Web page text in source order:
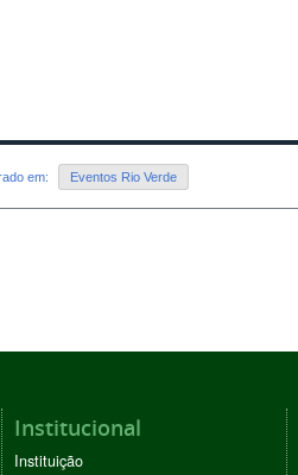
em: Eventos Rio Verde
Institucional
Instituição